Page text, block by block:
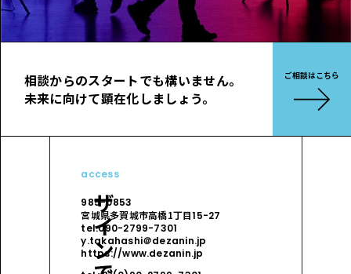
相談からのスタートでも構いません。
未来に向けて顕在化しましょう。
ご相談はこちら
access
985-0853
宮城県多賀城市高橋1丁目15-27
tel.090-2799-7301
y.takahashi＠dezanin.jp
https://www.dezanin.jp